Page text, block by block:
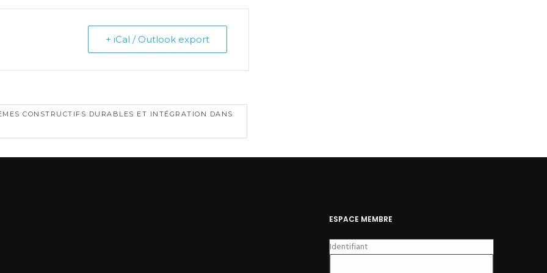
+ iCal / Outlook export
CONSTRUCTIFS DURABLES ET INTÉGRATION DANS
ESPACE MEMBRE
Identifiant